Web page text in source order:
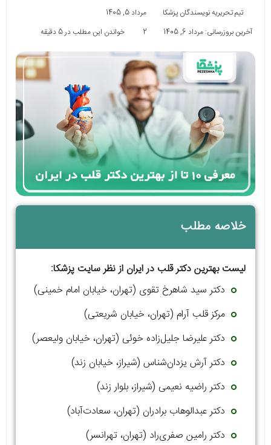
تیم تحریریه نویسندگان پزشکا
مرداد 5, 1405
آخرین بروزرسانی: مرداد 6, 1405
2 خواندن این مطلب در 5 دقیقه
خلاصه مطلب
لیست بهترین دکتر قلب در ایران از نظر سایت پزشکا:
دکتر سید شاهرخ تقوی (تهران، خیابان امام خمینی)
مرکز قلب آرام (تهران، خیابان شریعتی)
دکتر علیرضا جلیل‌زاده خوئی (تهران، خیابان ولیعصر)
دکتر آرش یزدان‌شناس (شیراز، خیابان زند)
دکتر راضیه نعیمی (شیراز، بلوار زند)
دکتر عبدالوهاب برادران (تهران، سعادت‌آباد)
دکتر رامین صفری‌راد (تهران، تهرانسر)